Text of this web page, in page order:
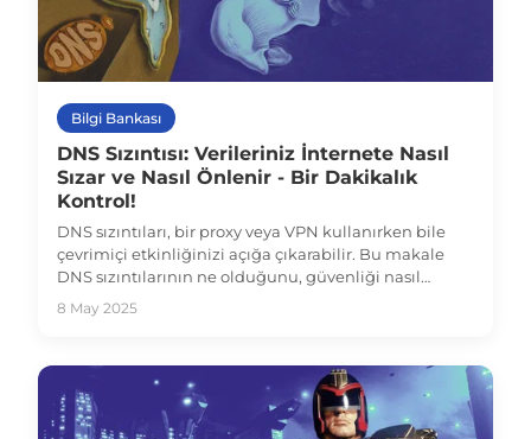
Bilgi Bankası
DNS Sızıntısı: Verileriniz İnternete Nasıl
Sızar ve Nasıl Önlenir - Bir Dakikalık
Kontrol!
DNS sızıntıları, bir proxy veya VPN kullanırken bile
çevrimiçi etkinliğinizi açığa çıkarabilir. Bu makale
DNS sızıntılarının ne olduğunu, güvenliği nasıl
tehlikeye attığını ve çevrimiçi gizliliğinizi korumak
için bunları nasıl önleyeceğinizi açıklamaktadır.
8 May 2025